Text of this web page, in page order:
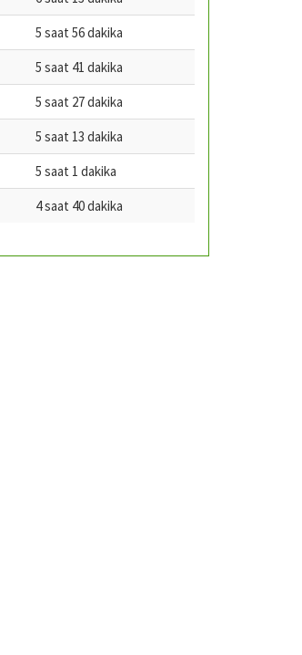
5 saat 56 dakika
5 saat 41 dakika
5 saat 27 dakika
5 saat 13 dakika
5 saat 1 dakika
4 saat 40 dakika